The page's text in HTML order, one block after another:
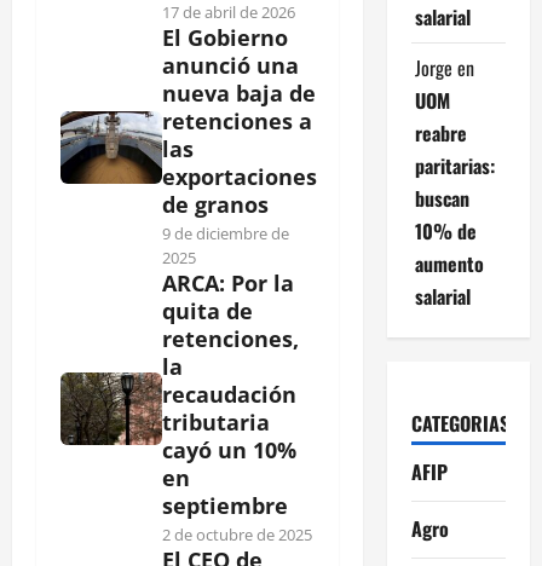
17 de abril de 2026
El Gobierno
anunció una
nueva baja de
retenciones a
las
exportaciones
de granos
9 de diciembre de
2025
ARCA: Por la
quita de
retenciones,
la
recaudación
tributaria
cayó un 10%
en
septiembre
2 de octubre de 2025
El CEO de
salarial
Jorge en
UOM
reabre
paritarias:
buscan
10% de
aumento
salarial
CATEGORIAS
AFIP
Agro